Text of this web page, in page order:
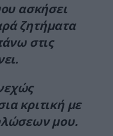
ασκήσει
ζητήματα
στις
κριτική με
μου.